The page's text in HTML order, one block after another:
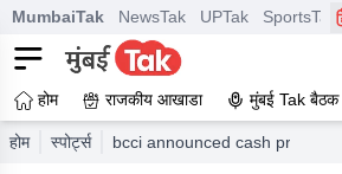
MumbaiTak NewsTak UPTak SportsTak
होम राजकीय आखाडा मुंबई Tak बैठक
होम स्पोर्ट्स bcci announced cash price